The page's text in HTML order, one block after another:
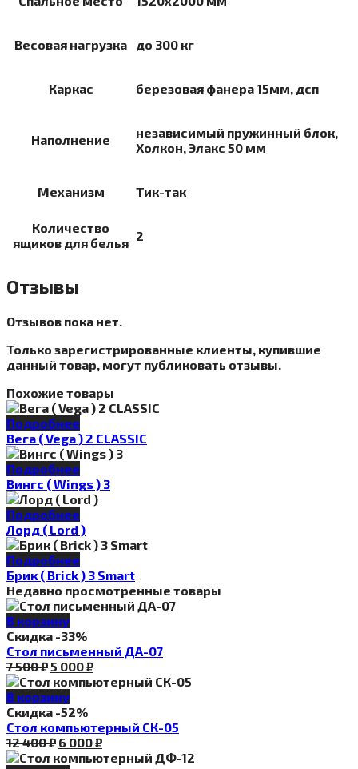
Весовая нагрузка до 300 кг
Каркас березовая фанера 15мм, дсп
Наполнение
независимый пружинный блок,
Холкон, Элакс 50 мм
Механизм Тик-так
Количество
ящиков для белья 2
Отзывы
Отзывов пока нет.
Только зарегистрированные клиенты, купившие
данный товар, могут публиковать отзывы.
Похожие товары
Подробнее
Вега ( Vega ) 2 CLASSIC
Подробнее
Вингс ( Wings ) 3
Подробнее
Лорд ( Lord )
Подробнее
Брик ( Brick ) 3 Smart
Недавно просмотренные товары
В корзину
Скидка -33%
Стол письменный ДА-07
7 500₽ Первоначальная
цена
составляла
7
500 ₽.
5 000₽Текущая
цена:
В корзину
Скидка -52%
Стол компьютерный СК-05
12 400₽ Первоначальная
цена
6 000₽Текущая
цена: